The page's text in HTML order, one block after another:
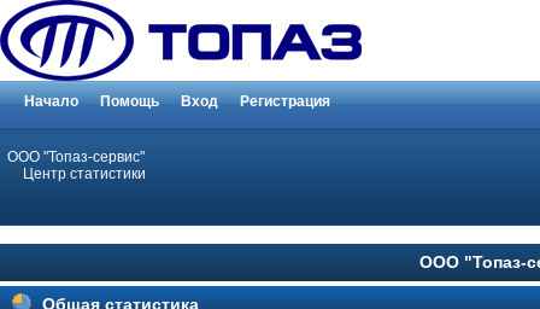
Начало Помощь Вход Регистрация
ООО "Топаз-сервис"
» Центр статистики
ООО "Топаз-
Общая статистика